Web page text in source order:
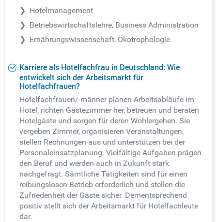
Hotelmanagement
Betriebswirtschaftslehre, Business Administration
Ernährungswissenschaft, Ökotrophologie
Karriere als Hotelfachfrau in Deutschland: Wie
entwickelt sich der Arbeitsmarkt für
Hotelfachfrauen?
Hotelfachfrauen/-männer planen Arbeitsabläufe im
Hotel, richten Gästezimmer her, betreuen und beraten
Hotelgäste und sorgen für deren Wohlergehen. Sie
vergeben Zimmer, organisieren Veranstaltungen,
stellen Rechnungen aus und unterstützen bei der
Personaleinsatzplanung. Vielfältige Aufgaben prägen
den Beruf und werden auch in Zukunft stark
nachgefragt. Sämtliche Tätigkeiten sind für einen
reibungslosen Betrieb erforderlich und stellen die
Zufriedenheit der Gäste sicher. Dementsprechend
positiv stellt sich der Arbeitsmarkt für Hotelfachleute
dar.